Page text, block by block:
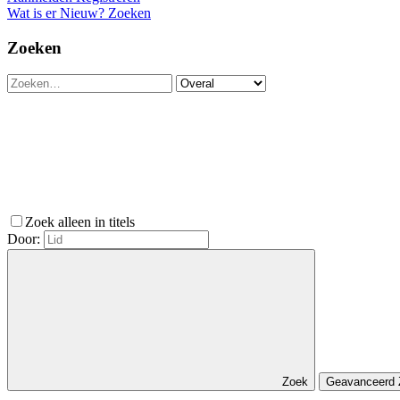
Wat is er Nieuw? Zoeken
Zoeken
Zoek alleen in titels
Door:
Zoek